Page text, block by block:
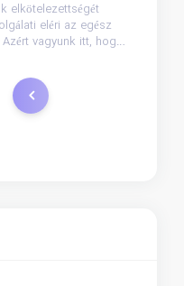
elkötelezettségét
eléri az egész
vagyunk itt, hogy
módon, és
minket telefonon, e-
vagy élő chat.
Támogatás jegyek